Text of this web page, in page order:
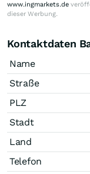
www.ingmarkets.de
dieser Werbung.
Kontaktdaten
Name
Straße
PLZ
Stadt
Land
Telefon